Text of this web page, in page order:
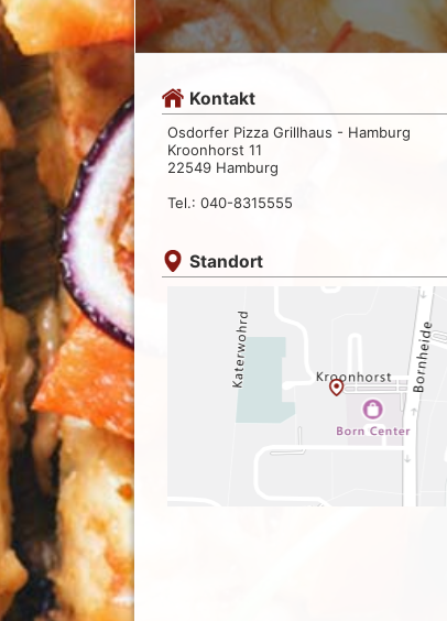
Kontakt
Osdorfer Pizza Grillhaus - Hamburg
Kroonhorst 11
22549 Hamburg
Tel.: 040-8315555
Standort